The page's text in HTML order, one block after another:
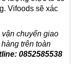
Vifoods sẽ xác
chuyển giao
trên toàn
0852585538